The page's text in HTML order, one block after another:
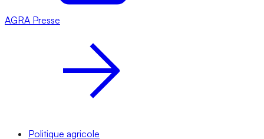
AGRA Presse
Politique agricole